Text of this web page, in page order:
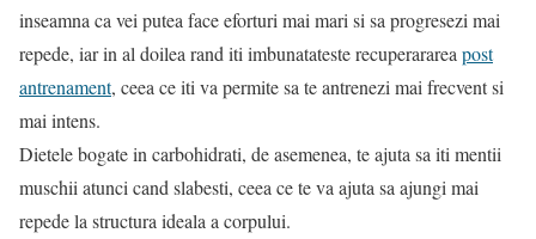
inseamna ca vei putea face eforturi mai mari si sa progresezi mai
repede, iar in al doilea rand iti imbunatateste recuperararea post
antrenament, ceea ce iti va permite sa te antrenezi mai frecvent si
mai intens.
Dietele bogate in carbohidrati, de asemenea, te ajuta sa iti mentii
muschii atunci cand slabesti, ceea ce te va ajuta sa ajungi mai
repede la structura ideala a corpului.